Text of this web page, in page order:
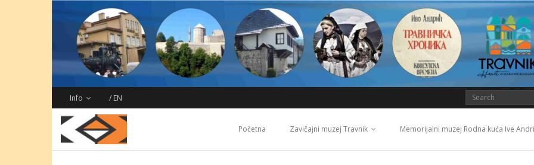
Info / EN
Početna Zavičajni muzej Travnik Memorijalni muzej Rodna kuća Ive